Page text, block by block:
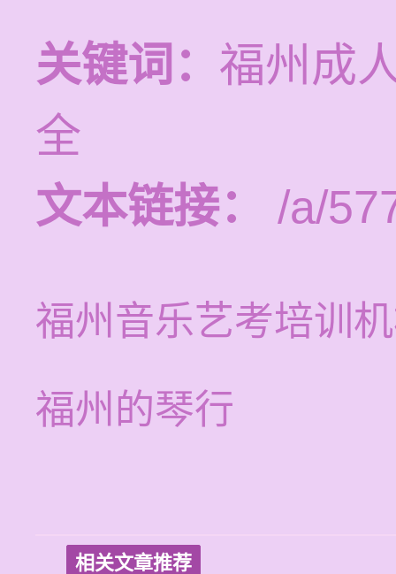
关键词： 福州成
全
文本链接：
/a/
福州音乐艺考培训
福州的琴行
相关文章推荐